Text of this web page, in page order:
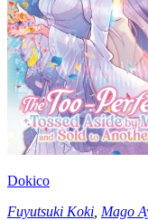
Dokico
Fuyutsuki Koki Mago